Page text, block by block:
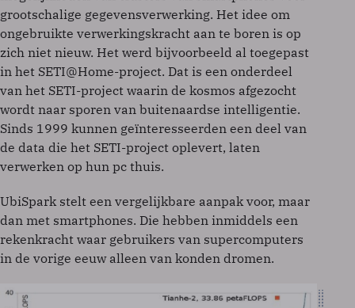
grootschalige gegevensverwerking. Het idee om
ongebruikte verwerkingskracht aan te boren is op
zich niet nieuw. Het werd bijvoorbeeld al toegepast
in het SETI@Home-project. Dat is een onderdeel
van het SETI-project waarin de kosmos afgezocht
wordt naar sporen van buitenaardse intelligentie.
Sinds 1999 kunnen geïnteresseerden een deel van
de data die het SETI-project oplevert, laten
verwerken op hun pc thuis.
UbiSpark stelt een vergelijkbare aanpak voor, maar
dan met smartphones. Die hebben inmiddels een
rekenkracht waar gebruikers van supercomputers
in de vorige eeuw alleen van konden dromen.